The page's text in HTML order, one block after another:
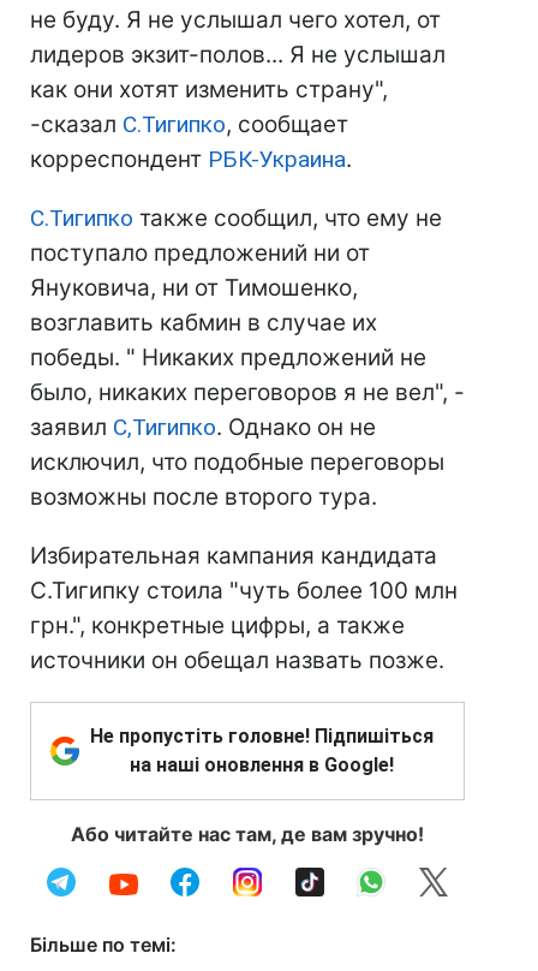
не буду. Я не услышал чего хотел, от
лидеров экзит-полов... Я не услышал
как они хотят изменить страну",
-сказал С.Тигипко, сообщает
корреспондент РБК-Украина.
С.Тигипко также сообщил, что ему не
поступало предложений ни от
Януковича, ни от Тимошенко,
возглавить кабмин в случае их
победы. " Никаких предложений не
было, никаких переговоров я не вел", -
заявил С,Тигипко. Однако он не
исключил, что подобные переговоры
возможны после второго тура.
Избирательная кампания кандидата
С.Тигипку стоила "чуть более 100 млн
грн.", конкретные цифры, а также
источники он обещал назвать позже.
Не пропустіть головне! Підпишіться
на наші оновлення в Google!
Або читайте нас там, де вам зручно!
Більше по темі: